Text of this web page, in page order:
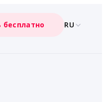
бесплатно RU